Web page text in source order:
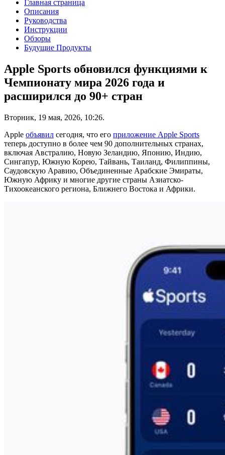
Главная страница
Описания
Руководства
Инструкции
Обзоры
Будущие Продукты
Apple Sports обновился функциями к
Чемпионату мира 2026 года и
расширился до 90+ стран
Вторник, 19 мая, 2026, 10:26.
Apple объявил сегодня, что его приложение Apple Sports
теперь доступно в более чем 90 дополнительных странах,
включая Австралию, Новую Зеландию, Японию, Индию,
Сингапур, Южную Корею, Тайвань, Таиланд, Филиппины,
Саудовскую Аравию, Объединенные Арабские Эмираты,
Южную Африку и многие другие страны Азиатско-
Тихоокеанского региона, Ближнего Востока и Африки.